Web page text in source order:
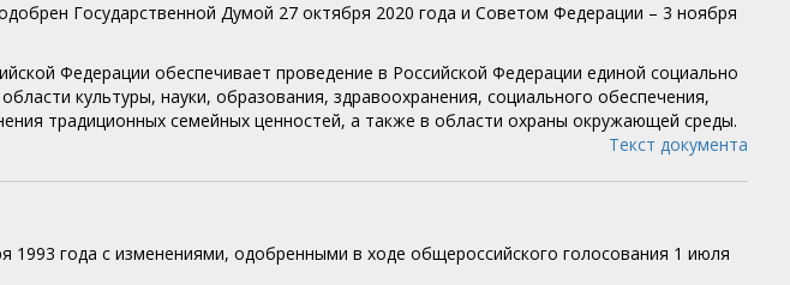
Государственной Думой 27 октября 2020 года и Советом Федерации – 3 ноября
Федерации обеспечивает проведение в Российской Федерации единой социально
культуры, науки, образования, здравоохранения, социального обеспечения,
традиционных семейных ценностей, а также в области охраны окружающей среды.
Текст документа
1993 года с изменениями, одобренными в ходе общероссийского голосования 1 июля